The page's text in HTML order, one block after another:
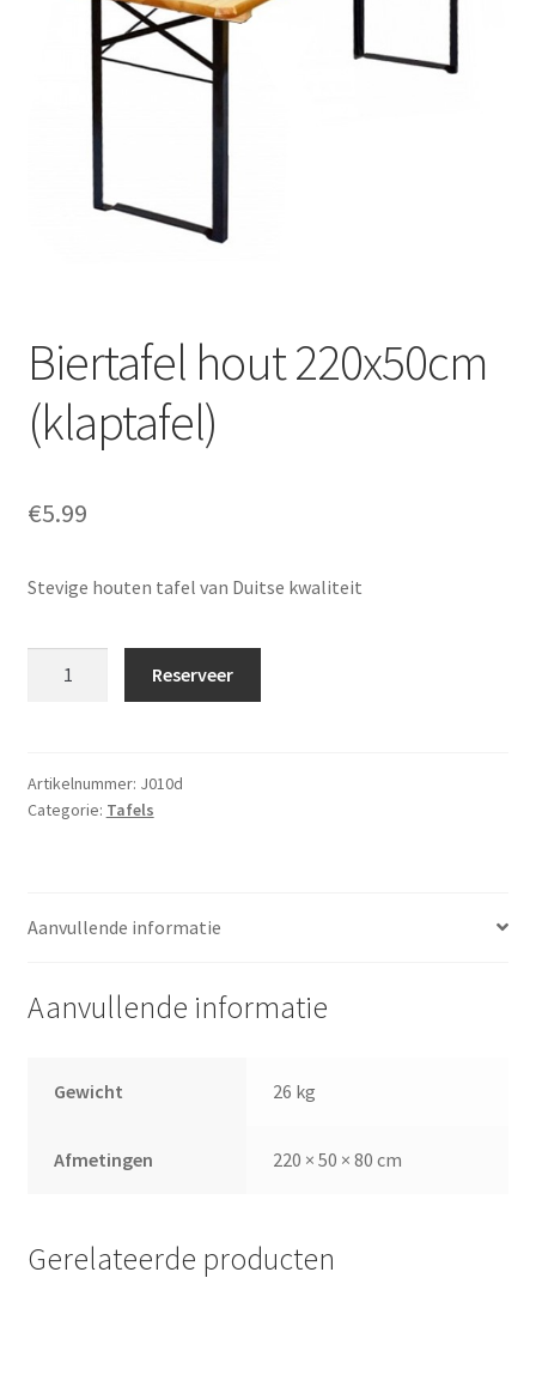
Offerte aanvraag
Privacybeleid
Biertafel hout 220x50cm
(klaptafel)
€5.99
Stevige houten tafel van Duitse kwaliteit
aantal
Reserveer
Artikelnummer: J010d
Categorie: Tafels
Aanvullende informatie
Aanvullende informatie
Gewicht 26 kg
Afmetingen 220 × 50 × 80 cm
Gerelateerde producten